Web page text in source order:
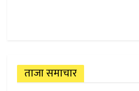
ताजा समाचार